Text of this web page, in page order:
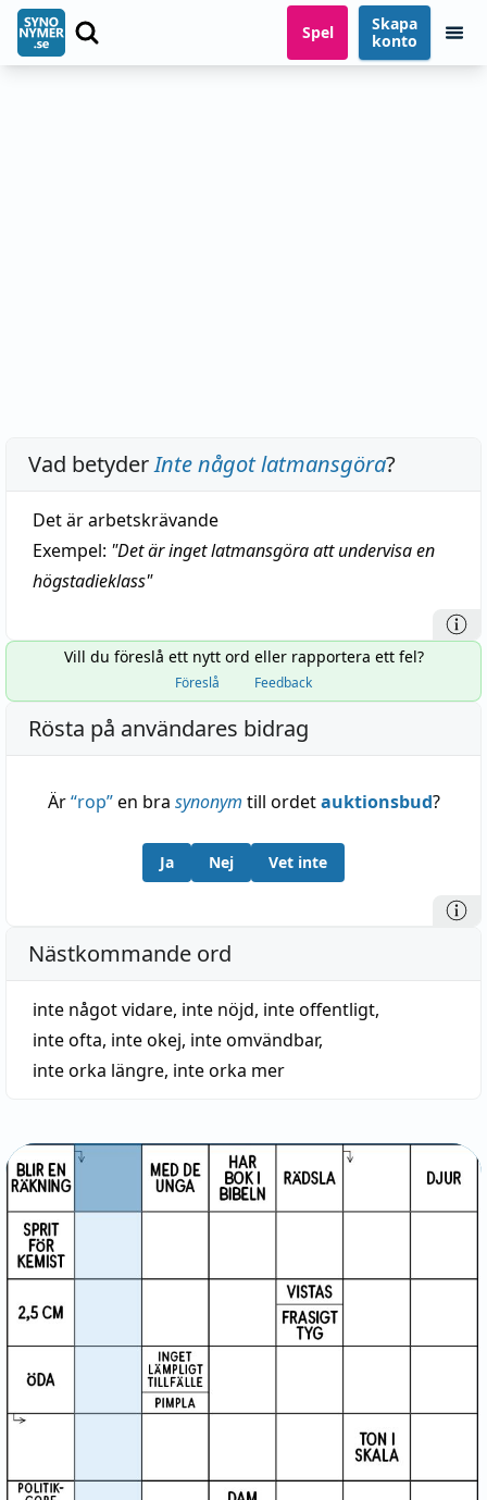
Spel
Skapa
konto
Vad betyderInte något latmansgöra?
Det är arbetskrävande
Exempel: "Det är inget latmansgöra att undervisa en
högstadieklass"
Vill du föreslå ett nytt ord eller rapportera ett fel?
Föreslå Feedback
Rösta på användares bidrag
Är“rop”en bra synonym till ordetauktionsbud?
Ja Nej Vet inte
Nästkommande ord
inte något vidare, inte nöjd, inte offentligt,
inte ofta, inte okej, inte omvändbar,
inte orka längre, inte orka mer